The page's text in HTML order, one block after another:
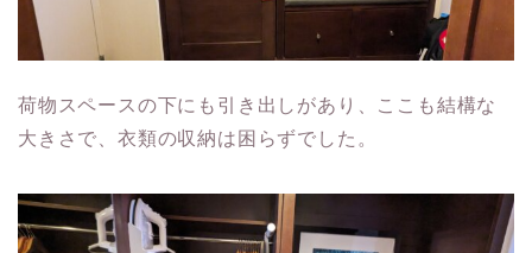
荷物スペースの下にも引き出しがあり、ここも結構な
大きさで、衣類の収納は困らずでした。